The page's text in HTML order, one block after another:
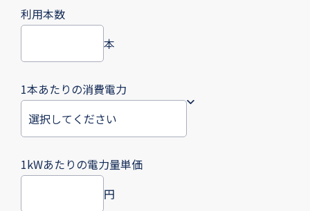
利用本数
本
1本あたりの消費電力
1kWあたりの電力量単価
円